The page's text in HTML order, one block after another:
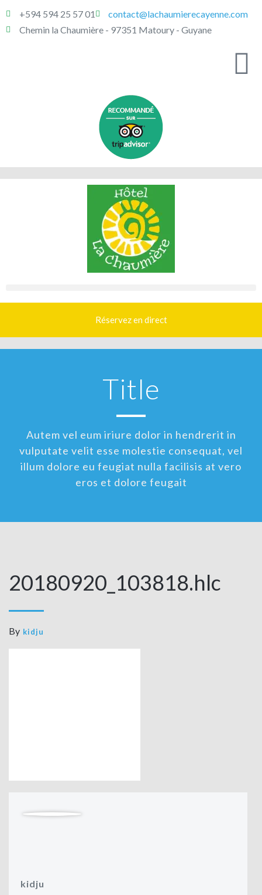
+594 594 25 57 01
contact@lachaumierecayenne.com
Chemin la Chaumière - 97351 Matoury - Guyane
Réservez en direct
Title
Autem vel eum iriure dolor in hendrerit in
vulputate velit esse molestie consequat, vel
illum dolore eu feugiat nulla facilisis at vero
eros et dolore feugait
20180920_103818.hlc
By kidju
kidju